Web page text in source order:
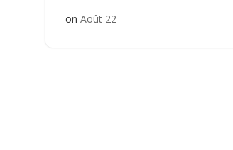
on Août 22